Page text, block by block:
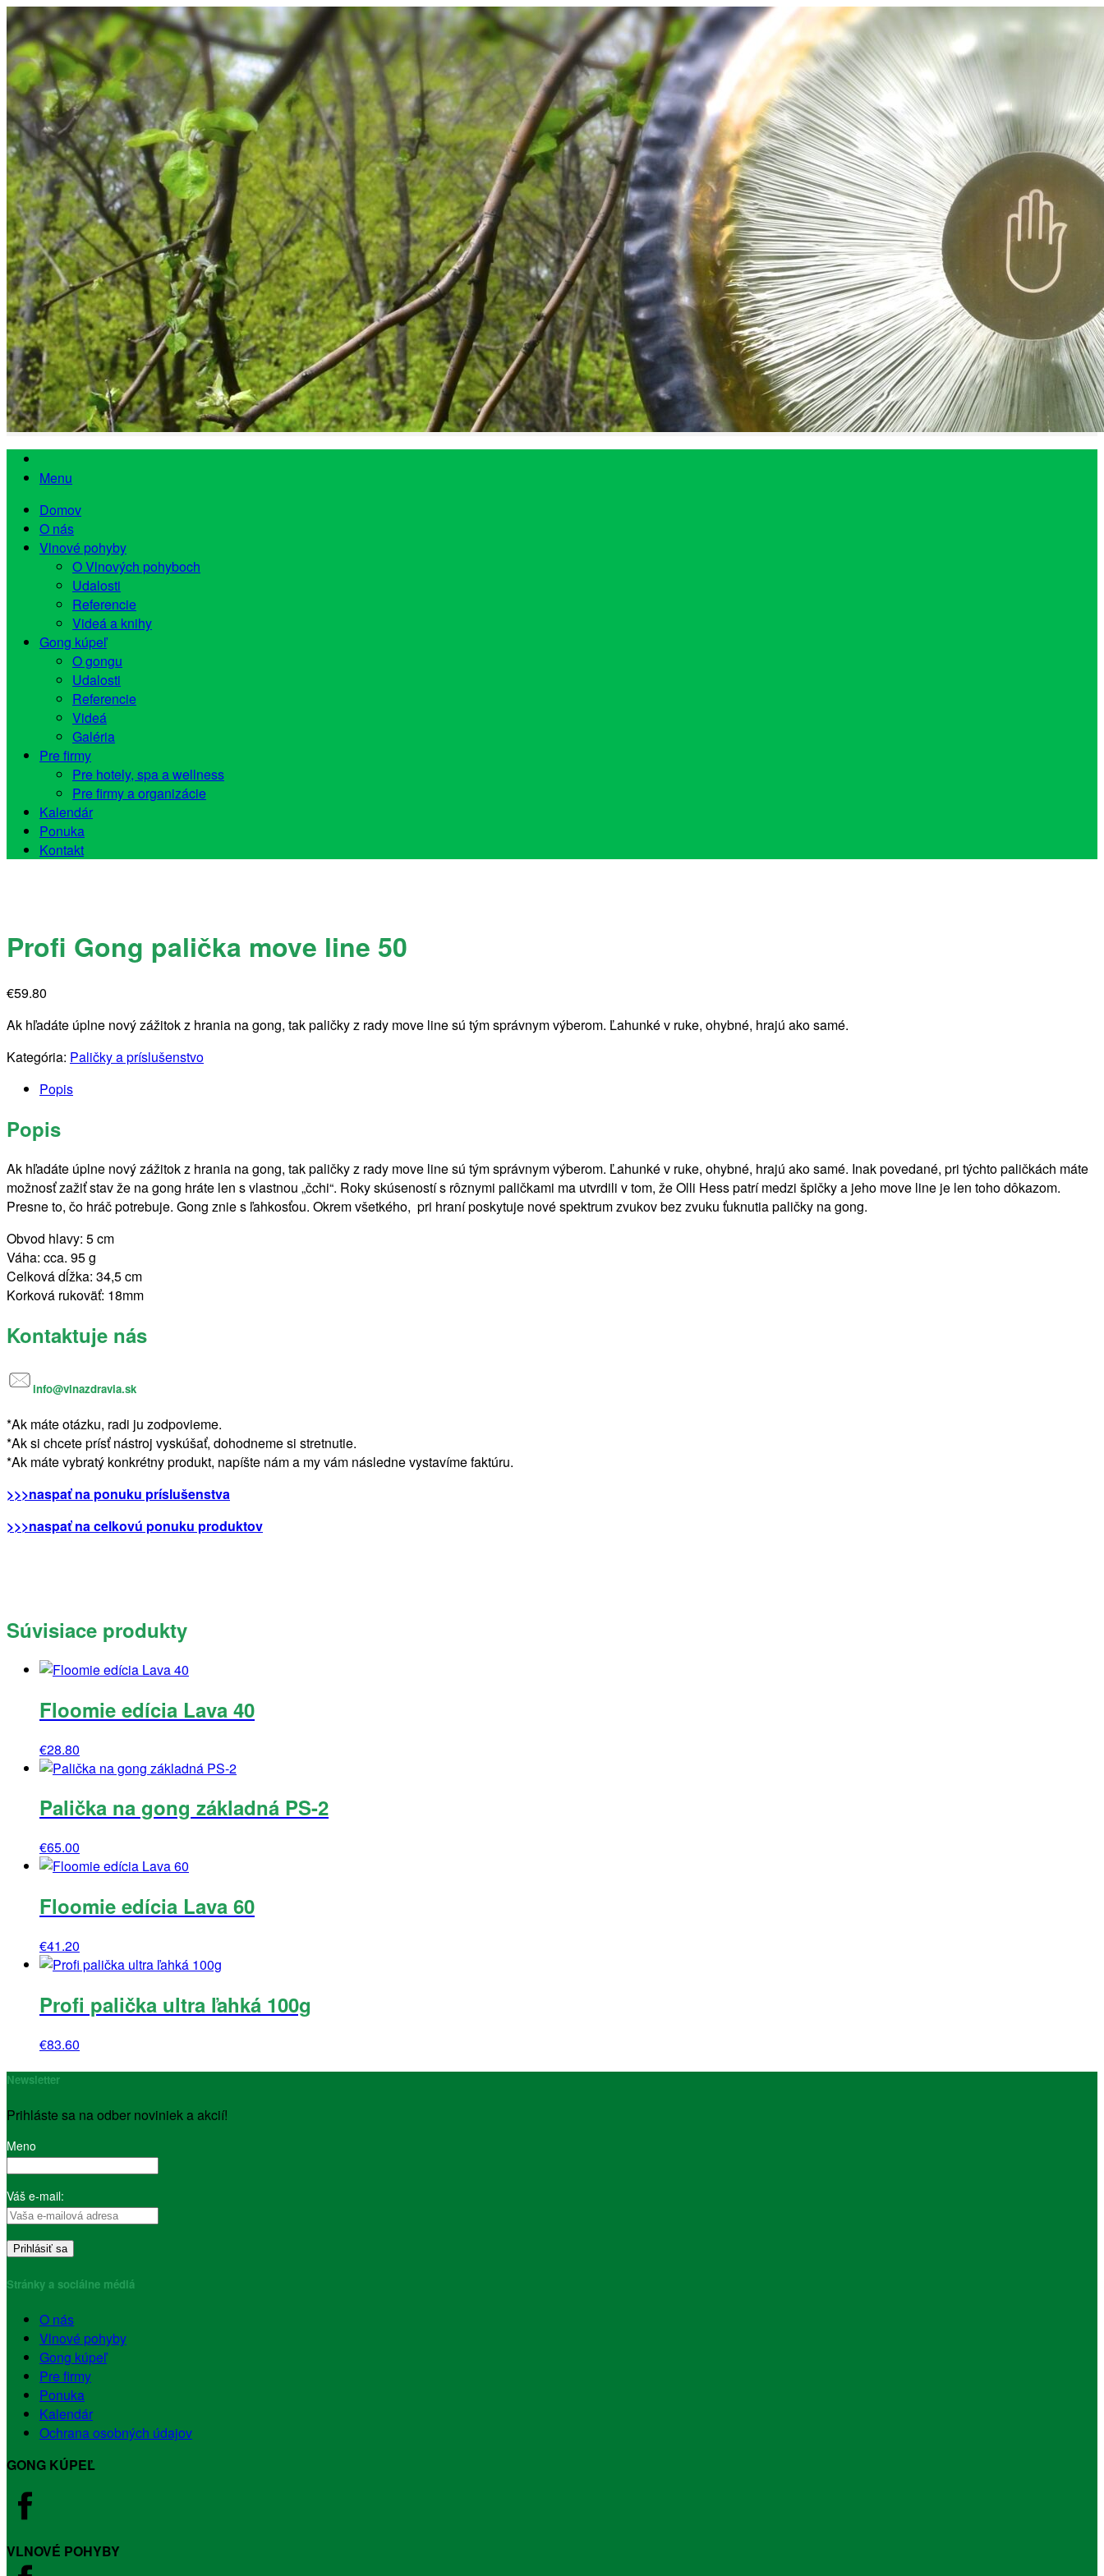
Menu
Domov
O nás
Vlnové pohyby
O Vlnových pohyboch
Udalosti
Referencie
Videá a knihy
Gong kúpeľ
O gongu
Udalosti
Referencie
Videá
Galéria
Pre firmy
Pre hotely, spa a wellness
Pre firmy a organizácie
Kalendár
Ponuka
Kontakt
Profi Gong palička move line 50
€59.80
Ak hľadáte úplne nový zážitok z hrania na gong, tak paličky z rady move line sú tým správnym výberom. Ľahunké v ruke, ohybné, hrajú ako samé.
Kategória: Paličky a príslušenstvo
Popis
Popis
Ak hľadáte úplne nový zážitok z hrania na gong, tak paličky z rady move line sú tým správnym výberom. Ľahunké v ruke, ohybné, hrajú ako samé. Inak povedané, pri týchto paličkách máte
možnosť zažiť stav že na gong hráte len s vlastnou „čchi“. Roky skúseností s rôznymi paličkami ma utvrdili v tom, že Olli Hess patrí medzi špičky a jeho move line je len toho dôkazom.
Presne to, čo hráč potrebuje. Gong znie s ľahkosťou. Okrem všetkého, pri hraní poskytuje nové spektrum zvukov bez zvuku ťuknutia paličky na gong.
Obvod hlavy: 5 cm
Váha: cca. 95 g
Celková dĺžka: 34,5 cm
Korková rukoväť: 18mm
Kontaktuje nás
info@vlnazdravia.sk
*Ak máte otázku, radi ju zodpovieme.
*Ak si chcete prísť nástroj vyskúšať, dohodneme si stretnutie.
*Ak máte vybratý konkrétny produkt, napíšte nám a my vám následne vystavíme faktúru.
>>>naspať na ponuku príslušenstva
>>>naspať na celkovú ponuku produktov
Súvisiace produkty
Floomie edícia Lava 40
€28.80
Palička na gong základná PS-2
€65.00
Floomie edícia Lava 60
€41.20
Profi palička ultra ľahká 100g
€83.60
Newsletter
Prihláste sa na odber noviniek a akcií!
Meno
Váš e-mail:
Stránky a sociálne médiá
O nás
Vlnové pohyby
Gong kúpeľ
Pre firmy
Ponuka
Kalendár
Ochrana osobných údajov
GONG KÚPEĽ
VLNOVÉ POHYBY